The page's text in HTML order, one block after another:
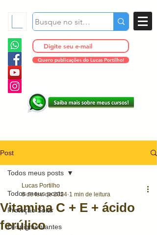
Quero publicações do Lucas Portilho!
Post
Todos meus posts
Proteção Solar
Despigmentantes
Todos meus posts
Vitamina C + E + ácido
ferúlico
Lucas Portilho
8 de fev. de 2024 1 min de leitura